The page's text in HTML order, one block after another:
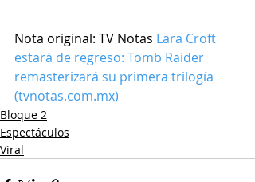
Nota original: TV Notas Lara Croft
estará de regreso: Tomb Raider
remasterizará su primera trilogía
(tvnotas.com.mx)
Bloque 2
Espectáculos
Viral